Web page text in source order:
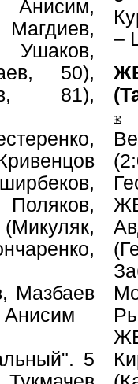
50),
81),
Мазбаев
Анисим
5
–